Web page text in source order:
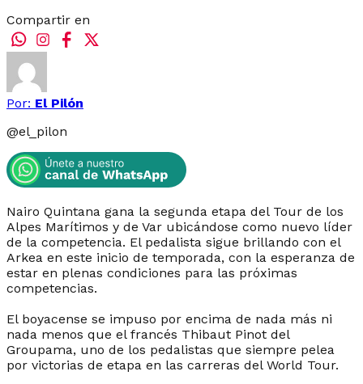
Compartir en
Por: El Pilón
@el_pilon
Nairo Quintana gana la segunda etapa del Tour de los
Alpes Marítimos y de Var ubicándose como nuevo líder
de la competencia. El pedalista sigue brillando con el
Arkea en este inicio de temporada, con la esperanza de
estar en plenas condiciones para las próximas
competencias.
El boyacense se impuso por encima de nada más ni
nada menos que el francés Thibaut Pinot del
Groupama, uno de los pedalistas que siempre pelea
por victorias de etapa en las carreras del World Tour.